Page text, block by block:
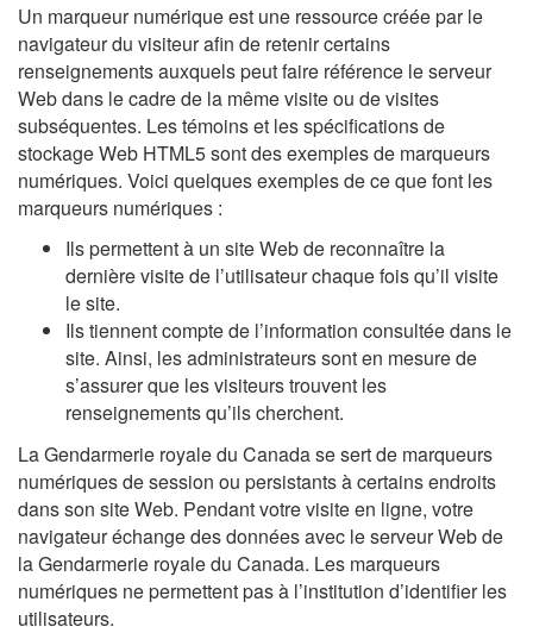
Un marqueur numérique est une ressource créée par le
navigateur du visiteur afin de retenir certains
renseignements auxquels peut faire référence le serveur
Web dans le cadre de la même visite ou de visites
subséquentes. Les témoins et les spécifications de
stockage Web HTML5 sont des exemples de marqueurs
numériques. Voici quelques exemples de ce que font les
marqueurs numériques :
Ils permettent à un site Web de reconnaître la
dernière visite de l’utilisateur chaque fois qu’il visite
le site.
Ils tiennent compte de l’information consultée dans le
site. Ainsi, les administrateurs sont en mesure de
s’assurer que les visiteurs trouvent les
renseignements qu’ils cherchent.
La Gendarmerie royale du Canada se sert de marqueurs
numériques de session ou persistants à certains endroits
dans son site Web. Pendant votre visite en ligne, votre
navigateur échange des données avec le serveur Web de
la Gendarmerie royale du Canada. Les marqueurs
numériques ne permettent pas à l’institution d’identifier les
utilisateurs.